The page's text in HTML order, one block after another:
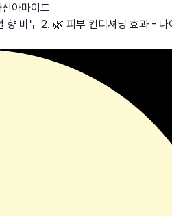
아마이드
비누 2. 🌿 피부 컨디셔닝 효과 -